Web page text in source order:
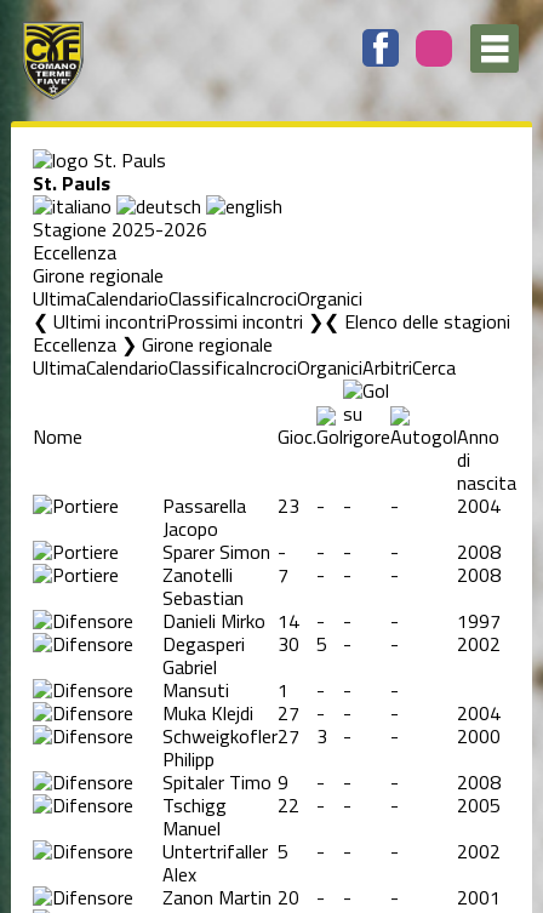
St. Pauls
Stagione 2025-2026
Eccellenza
Girone regionale
UltimaCalendarioClassificaIncrociOrganici
❮ Ultimi incontriProssimi incontri ❯ Elenco delle stagioni
Eccellenza ❯ Girone regionale
UltimaCalendarioClassificaIncrociOrganiciArbitriCerca
Nome Gioc. Anno
di
nascita
Passarella
Jacopo
23 - - -
2004
Sparer Simon - - - - 2008
Zanotelli
Sebastian
7 - - -
2008
Danieli Mirko 14 - - - 1997
Degasperi
Gabriel
30 5 - -
2002
Mansuti
1 - - -
Muka Klejdi 27 - - - 2004
Schweigkofler
Philipp
27 3 - -
2000
Spitaler Timo 9 - - - 2008
Tschigg
Manuel
22 - - -
2005
Untertrifaller
Alex
5 - - -
2002
Zanon Martin 20 - - -
2001